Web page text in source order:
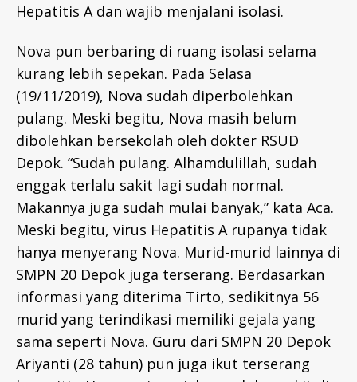
Hepatitis A dan wajib menjalani isolasi.
Nova pun berbaring di ruang isolasi selama
kurang lebih sepekan. Pada Selasa
(19/11/2019), Nova sudah diperbolehkan
pulang. Meski begitu, Nova masih belum
dibolehkan bersekolah oleh dokter RSUD
Depok. “Sudah pulang. Alhamdulillah, sudah
enggak terlalu sakit lagi sudah normal.
Makannya juga sudah mulai banyak,” kata Aca.
Meski begitu, virus Hepatitis A rupanya tidak
hanya menyerang Nova. Murid-murid lainnya di
SMPN 20 Depok juga terserang. Berdasarkan
informasi yang diterima Tirto, sedikitnya 56
murid yang terindikasi memiliki gejala yang
sama seperti Nova. Guru dari SMPN 20 Depok
Ariyanti (28 tahun) pun juga ikut terserang